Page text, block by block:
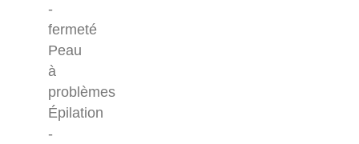
-
fermeté
Peau
à
problèmes
Épilation
-